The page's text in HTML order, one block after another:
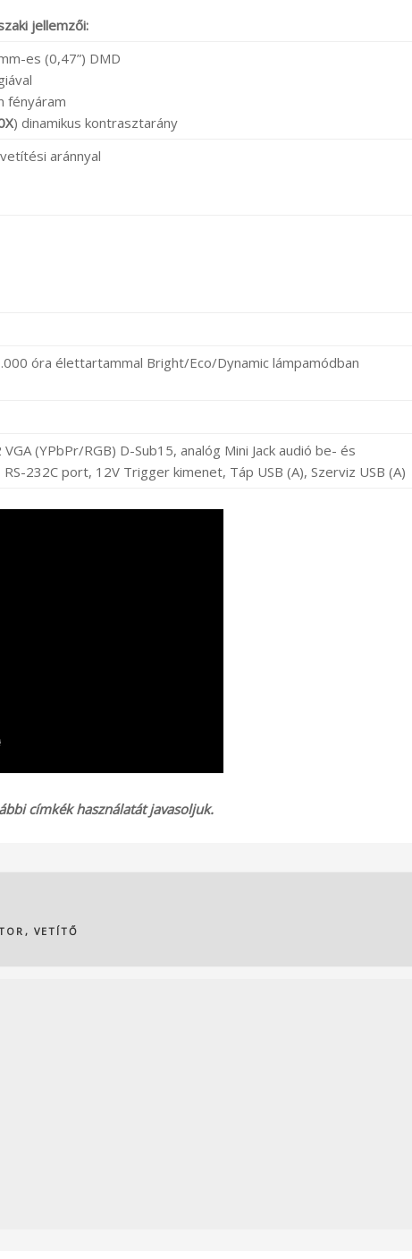
jellemzői:
es (0,47”) DMD
fényáram
) dinamikus kontrasztarány
aránnyal
óra élettartammal Bright/Eco/Dynamic lámpamódban
VGA (YPbPr/RGB) D-Sub15, analóg Mini Jack audió be- és
232C port, 12V Trigger kimenet, Táp USB (A), Szerviz USB (A)
címkék használatát javasoljuk.
, VETÍTŐ